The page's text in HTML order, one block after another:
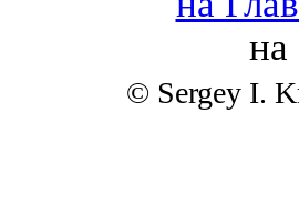
на
© Sergey I.